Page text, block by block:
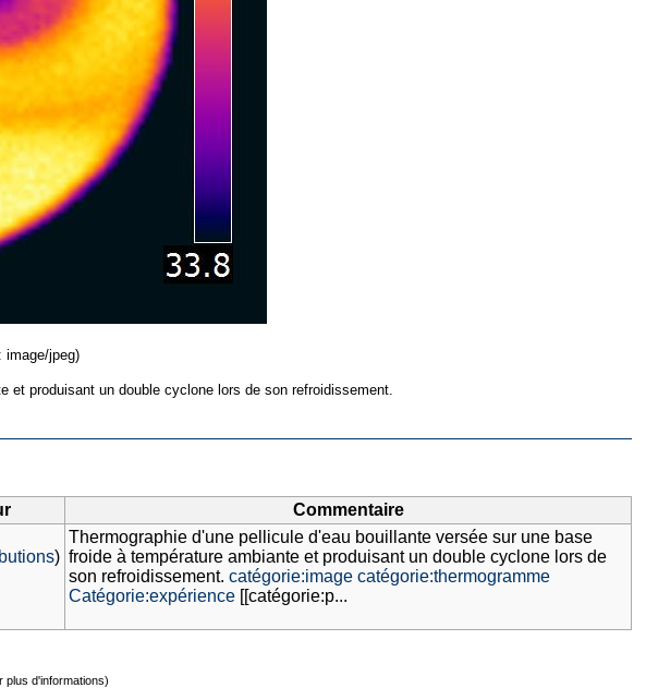
image/jpeg)
et produisant un double cyclone lors de son refroidissement.
Commentaire
)
Thermographie d'une pellicule d'eau bouillante versée sur une base
froide à température ambiante et produisant un double cyclone lors de
son refroidissement.catégorie:image catégorie:thermogramme
Catégorie:expérience [[catégorie:p...
plus d'informations)